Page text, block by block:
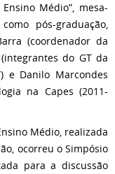
Médio”, mesa-
pós-graduação,
(coordenador da
do GT da
e Danilo Marcondes
na Capes (2011-
Médio, realizada
ocorreu o Simpósio
para a discussão